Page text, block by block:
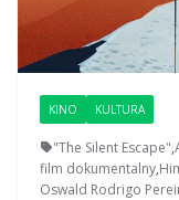
KINO KULTURA
"The Silent Escape",
film dokumentalny,
Oswald Rodrigo